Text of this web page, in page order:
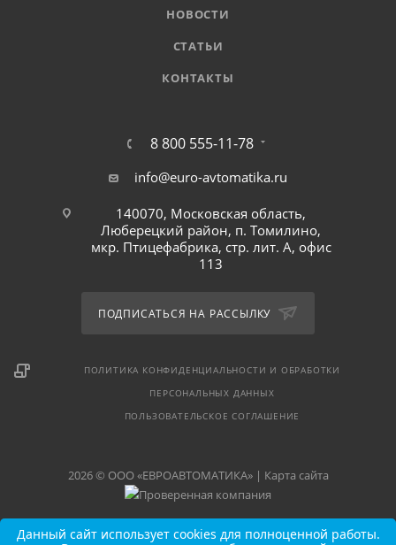
НОВОСТИ
СТАТЬИ
КОНТАКТЫ
8 800 555-11-78
info@euro-avtomatika.ru
140070, Московская область,
Люберецкий район, п. Томилино,
мкр. Птицефабрика, стр. лит. А, офис
113
ПОДПИСАТЬСЯ НА РАССЫЛКУ
ПОЛИТИКА КОНФИДЕНЦИАЛЬНОСТИ И ОБРАБОТКИ
ПЕРСОНАЛЬНЫХ ДАННЫХ
ПОЛЬЗОВАТЕЛЬСКОЕ СОГЛАШЕНИЕ
2026 © ООО «ЕВРОАВТОМАТИКА» | Карта сайта
Данный сайт использует cookies для полноценной работы.